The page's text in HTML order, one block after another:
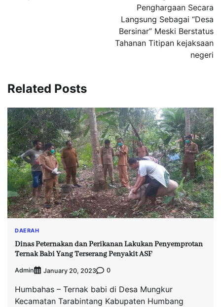
Penghargaan Secara
Langsung Sebagai “Desa
Bersinar” Meski Berstatus
Tahanan Titipan kejaksaan
negeri
Related Posts
DAERAH
Dinas Peternakan dan Perikanan Lakukan Penyemprotan
Ternak Babi Yang Terserang Penyakit ASF
Admin January 20, 2023 0
Humbahas – Ternak babi di Desa Mungkur
Kecamatan Tarabintang Kabupaten Humbang